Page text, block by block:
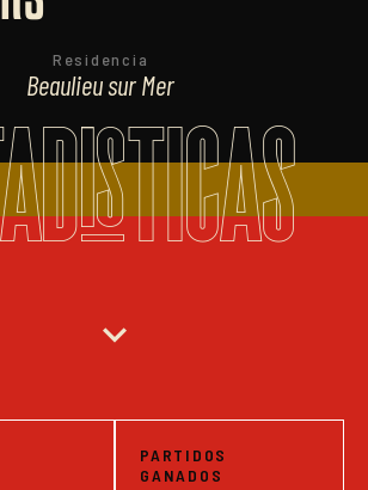
Residencia
Beaulieu sur Mer
expand_more
PARTIDOS
GANADOS